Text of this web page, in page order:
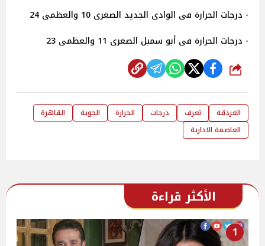
- درجات الحرارة فى الوادى الجديد الصغرى 10 والعظمى 24
- درجات الحرارة فى أبو سمبل الصغرى 11 والعظمى 23
شارك
الغردقة تعرف درجات الحرارة الجوية
القاهرة
العاصمة الادارية
الأكثر قراءة
1